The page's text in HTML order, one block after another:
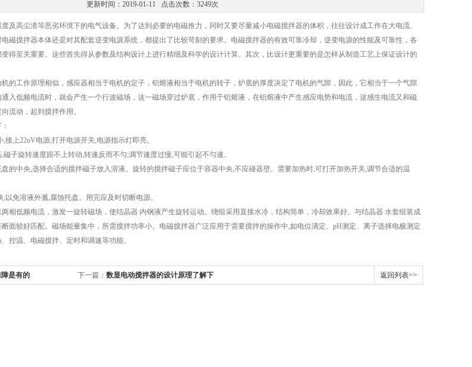
更新时间：2019-01-11 点击次数：3249次
及高尘渣等恶劣环境下的电气设备。为了达到必要的电磁推力，同时又要尽量减小电磁搅拌器的体积，往往设计成工作在大电流、
磁搅拌器本体还是对其配套逆变电源系统，都提出了比较苛刻的要求。电磁搅拌器的有效可靠冷却，逆变电源的性能及可靠性，各
得至关重要。这些首先得从参数及结构设计上进行精细及科学的设计计算。其次，比设计更重要的是怎样从制造工艺上保证设计的
工作原理相似，感应器相当于电机的定子，铝熔液相当于电机的转子，炉底的厚度决定了电机的气隙，因此，它相当于一个气隙
入低频电流时，就会产生一个行波磁场，这一磁场穿过炉底，作用于铝熔液，在铝熔液中产生感应电势和电流，这感生电流又和磁
流动，起到搅拌作用。
22oV电源,打开电源开关,电源指示灯即亮。
旋转速度跟不上转动,转速反而不匀;调节速度过慢,可能引起不匀速。
中央,选择合适的搅拌磁子放入溶液。旋转的搅拌磁子应位于容器中央,不应碰器壁。需要加热时,可打开加热开关,调节合适的温
溶液外溅,腐蚀托盘。用完应及时切断电源。
低频电流，激发一旋转磁场，使结晶器 内钢液产生旋转运动。绕组采用直接水冷，结构简单，冷却效果好。与结晶器 水套组装成
面较好匹配。磁场能量集中，所需搅拌功率小。电磁搅拌器广泛应用于需要搅拌的操作中,如电位滴定、pH测定、离子选择电极测定
控温、电磁搅拌、定时和调速等功能。
是有的 下一篇： 数显电动搅拌器的设计原理了解下 返回列表>>